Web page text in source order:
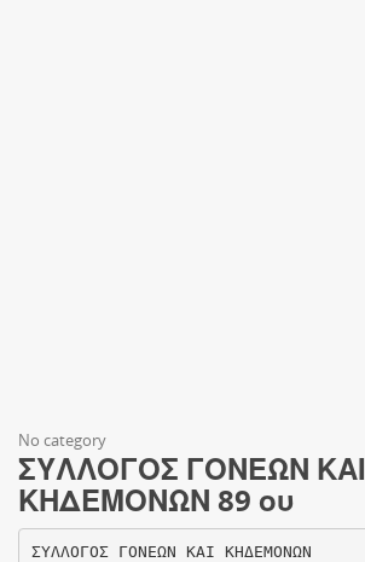
No category
ΣΥΛΛΟΓΟΣ ΓΟΝΕΩΝ ΚΑΙ
ΚΗΔΕΜΟΝΩΝ 89 ου
ΣΥΛΛΟΓΟΣ ΓΟΝΕΩΝ ΚΑΙ ΚΗΔΕΜΟΝΩΝ